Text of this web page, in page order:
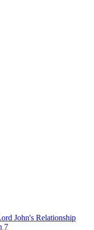
John's Relationship
7